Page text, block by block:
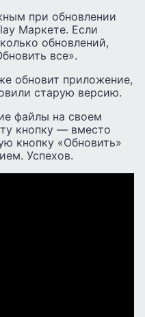
при обновлении
Маркете. Если
обновлений,
все».
обновит приложение,
старую версию.
файлы на своем
кнопку — вместо
кнопку «Обновить»
Успехов.